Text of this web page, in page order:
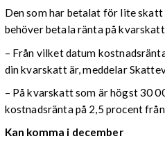
Den som har betalat för lite
behöver betala ränta på
– Från vilket datum
din kvarskatt är, meddelar
– På kvarskatt som är högst 30
kostnadsränta på 2,5 procent
Kan komma i december